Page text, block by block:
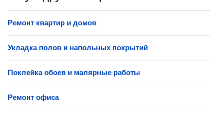
Ремонт квартир и домов
Укладка полов и напольных покрытий
Поклейка обоев и малярные работы
Ремонт офиса